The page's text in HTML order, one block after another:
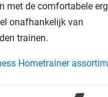
met de comfortabele
onafhankelijk van
trainen.
Hometrainer